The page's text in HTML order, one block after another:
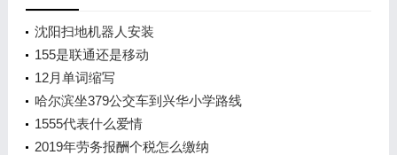
沈阳扫地机器人安装
155是联通还是移动
12月单词缩写
哈尔滨坐379公交车到兴华小学路线
1555代表什么爱情
2019年劳务报酬个税怎么缴纳